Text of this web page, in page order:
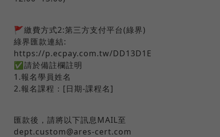
🚩繳費方式2:第三方支付平台(綠界)
綠界匯款連結:
https://p.ecpay.com.tw/DD13D1E
✅請於備註欄註明
1.報名學員姓名
2.報名課程：[日期-課程名]
匯款後，請將以下訊息MAIL至
dept.custom@ares-cert.com